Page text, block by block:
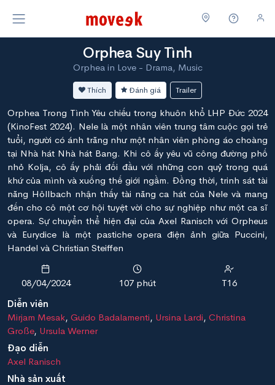
Orphea Suy Tình
Orphea in Love - Drama, Music
Thích Đánh giá Trailer
Orphea Trong Tình Yêu chiếu trong khuôn khổ LHP Đức 2024
(KinoFest 2024). Nele là một nhân viên trung tâm cuộc gọi trẻ
tuổi, người có ánh trăng như một nhân viên phòng áo choàng
tại Nhà hát Nhà hát Bang. Khi cô ấy yêu vũ công đường phố
nhỏ Kolja, cô ấy phải đối đầu với những con quỷ trong quá
khứ của mình và xuống thế giới ngầm. Đồng thời, trinh sát tài
năng Höllbach nhận thấy tài năng ca hát của Nele và mang
đến cho cô một cơ hội tuyệt vời cho sự nghiệp như một ca sĩ
opera. Sự chuyển thể hiện đại của Axel Ranisch với Orpheus
và Eurydice là một pastiche opera điện ảnh giữa Puccini,
Handel và Christian Steiffen
08/04/2024 107 phút
T16
Diễn viên
Mirjam Mesak, Guido Badalamenti, Ursina Lardi, Christina
Große, Ursula Werner
Đạo diễn
Axel Ranisch
Nhà sản xuất